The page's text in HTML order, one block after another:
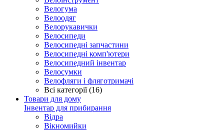
Велогума
Велоодяг
Велорукавички
Велосипеди
Велосипедні запчастини
Велосипедні комп'ютери
Велосипедний інвентар
Велосумки
Велофляги і фляготримачі
Всі категорії (16)
Товари для дому
Інвентар для прибирання
Відра
Вікномийки